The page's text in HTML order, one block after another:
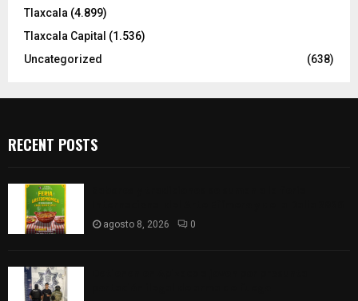
Tlaxcala (4.899)
Tlaxcala Capital (1.536)
Uncategorized
(638)
RECENT POSTS
agosto 8, 2026 0